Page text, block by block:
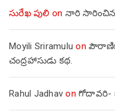
సురేఖ పులి on నారి
Moyili Sriramulu on పౌరాణిక
చంద్రహాసుడు కథ.
Rahul Jadhav on గోదావరి-